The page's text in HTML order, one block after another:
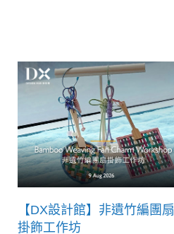
【DX設計館】非遺竹編團扇
掛飾工作坊